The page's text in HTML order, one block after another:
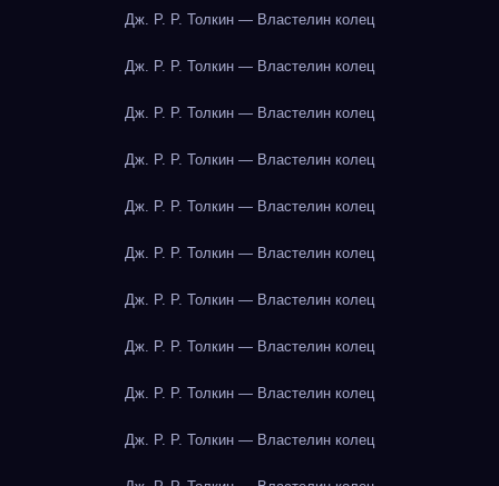
Дж. Р. Р. Толкин — Властелин колец
Дж. Р. Р. Толкин — Властелин колец
Дж. Р. Р. Толкин — Властелин колец
Дж. Р. Р. Толкин — Властелин колец
Дж. Р. Р. Толкин — Властелин колец
Дж. Р. Р. Толкин — Властелин колец
Дж. Р. Р. Толкин — Властелин колец
Дж. Р. Р. Толкин — Властелин колец
Дж. Р. Р. Толкин — Властелин колец
Дж. Р. Р. Толкин — Властелин колец